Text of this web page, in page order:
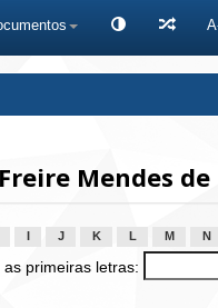
Mendes de
J K L M N
primeiras letras: